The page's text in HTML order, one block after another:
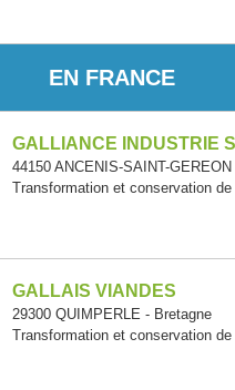
EN FRANCE
GALLIANCE INDUSTRIE
44150 ANCENIS-SAINT-
Transformation et conservation
GALLAIS VIANDES
29300 QUIMPERLE - Bretagne
Transformation et conservation